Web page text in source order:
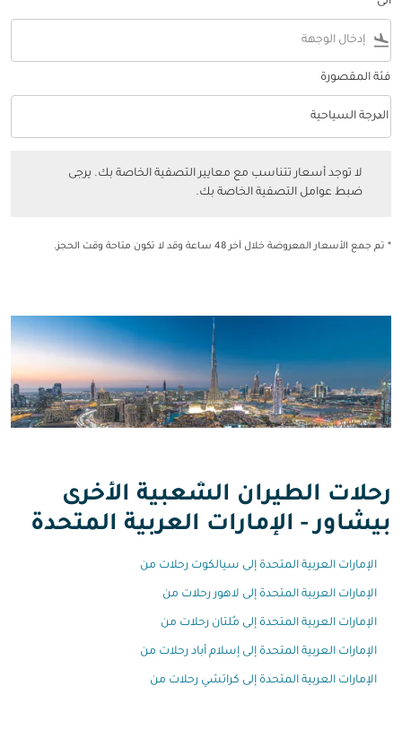
flight_land
فئة المقصورة
فئة المقصورة option الدرجة السياحية Selected
الدرجة السياحية
keyboard_arrow_down
لا توجد أسعار تتناسب مع معايير التصفية الخاصة بك. يرجى
ضبط عوامل التصفية الخاصة بك.
* تم جمع الأسعار المعروضة خلال آخر 48 ساعة وقد لا تكون متاحة وقت الحجز.
رحلات الطيران الشعبية الأخرى
بيشاور - الإمارات العربية المتحدة
الإمارات العربية المتحدة إلى سيالكوت رحلات من
الإمارات العربية المتحدة إلى لاهور رحلات من
الإمارات العربية المتحدة إلى مُلتان رحلات من
الإمارات العربية المتحدة إلى إسلام أباد رحلات من
الإمارات العربية المتحدة إلى كراتشي رحلات من